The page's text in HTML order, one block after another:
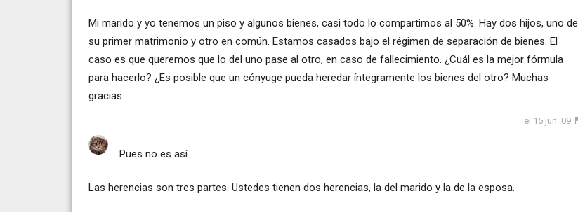
Mi marido y yo tenemos un piso y algunos bienes, casi todo lo compartimos al 50%. Hay dos hijos, uno de
su primer matrimonio y otro en común. Estamos casados bajo el régimen de separación de bienes. El
caso es que queremos que lo del uno pase al otro, en caso de fallecimiento. ¿Cuál es la mejor fórmula
para hacerlo? ¿Es posible que un cónyuge pueda heredar íntegramente los bienes del otro? Muchas
gracias
el 15 jun. 09
Pues no es así.
Las herencias son tres partes. Ustedes tienen dos herencias, la del marido y la de la esposa.